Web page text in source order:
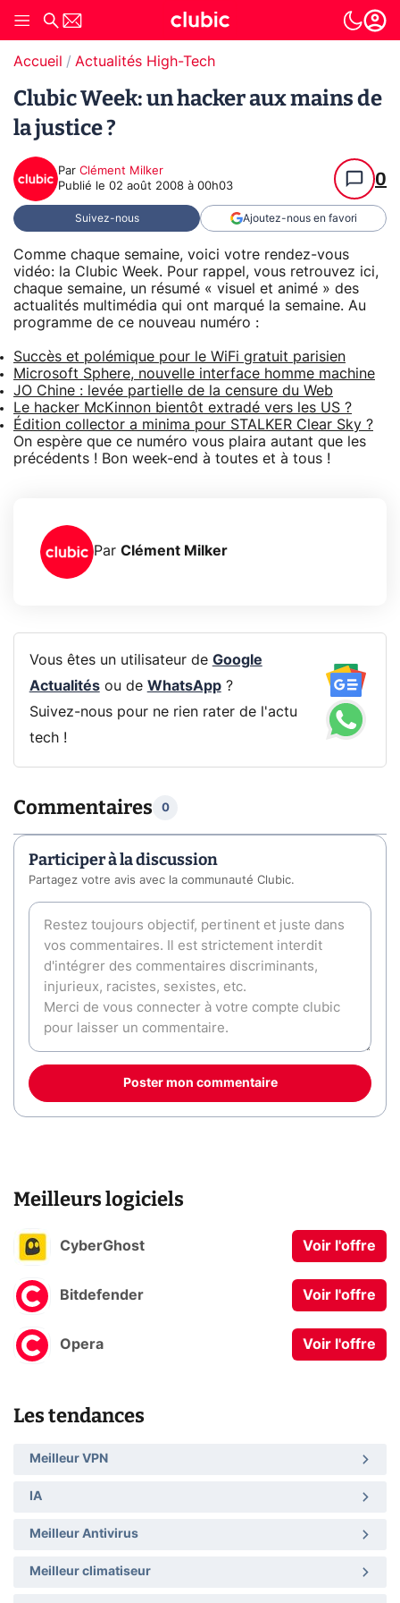
Accueil Actualités High-Tech
Clubic Week: un hacker aux mains de
la justice ?
Par Clément Milker
Publié le 02 août 2008 à 00h03 0
Suivez-nous Ajoutez-nous en favori
Comme chaque semaine, voici votre rendez-vous
vidéo: la Clubic Week. Pour rappel, vous retrouvez ici,
chaque semaine, un résumé « visuel et animé » des
actualités multimédia qui ont marqué la semaine. Au
programme de ce nouveau numéro :
Succès et polémique pour le WiFi gratuit parisien
Microsoft Sphere, nouvelle interface homme machine
JO Chine : levée partielle de la censure du Web
Le hacker McKinnon bientôt extradé vers les US ?
Édition collector a minima pour STALKER Clear Sky ?
On espère que ce numéro vous plaira autant que les
précédents ! Bon week-end à toutes et à tous !
Par Clément Milker
Vous êtes un utilisateur de Google
Actualitésou de WhatsApp?
Suivez-nous pour ne rien rater de l'actu
tech !
Commentaires 0
Participer à la discussion
Partagez votre avis avec la communauté Clubic.
Poster mon commentaire
Meilleurs logiciels
CyberGhost Voir l'offre
Bitdefender Voir l'offre
Opera Voir l'offre
Les tendances
Meilleur VPN
IA
Meilleur Antivirus
Meilleur climatiseur